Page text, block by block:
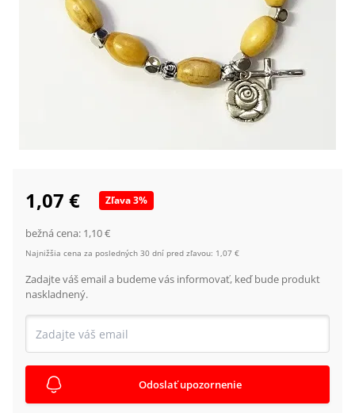
1,07 € Zľava3%
bežná cena: 1,10 €
Najnižšia cena za posledných 30 dní pred zľavou: 1,07 €
Zadajte váš email a budeme vás informovať, keď bude produkt
naskladnený.
Odoslať upozornenie